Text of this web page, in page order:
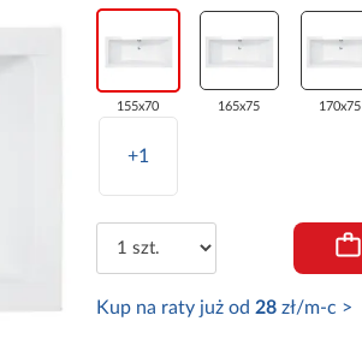
155x70 165x75 170x75
+1
Kup na raty już od 28zł/m-c >